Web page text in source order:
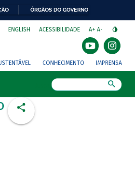
ÓRGÃOS DO GOVERNO
ENGLISH ACESSIBILIDADE A+ A-
CONHECIMENTO IMPRENSA